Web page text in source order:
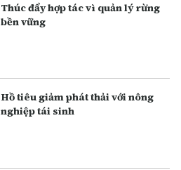
Thúc đẩy hợp tác vì quản lý rừng
bền vững
Hồ tiêu giảm phát thải với nông
nghiệp tái sinh